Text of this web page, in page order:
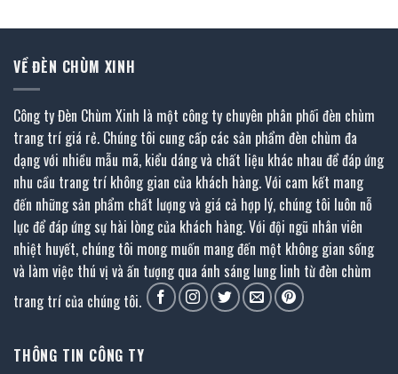
VỀ ĐÈN CHÙM XINH
Công ty Đèn Chùm Xinh là một công ty chuyên phân phối đèn chùm
trang trí giá rẻ. Chúng tôi cung cấp các sản phẩm đèn chùm đa
dạng với nhiều mẫu mã, kiểu dáng và chất liệu khác nhau để đáp ứng
nhu cầu trang trí không gian của khách hàng. Với cam kết mang
đến những sản phẩm chất lượng và giá cả hợp lý, chúng tôi luôn nỗ
lực để đáp ứng sự hài lòng của khách hàng. Với đội ngũ nhân viên
nhiệt huyết, chúng tôi mong muốn mang đến một không gian sống
và làm việc thú vị và ấn tượng qua ánh sáng lung linh từ đèn chùm
trang trí của chúng tôi.
THÔNG TIN CÔNG TY